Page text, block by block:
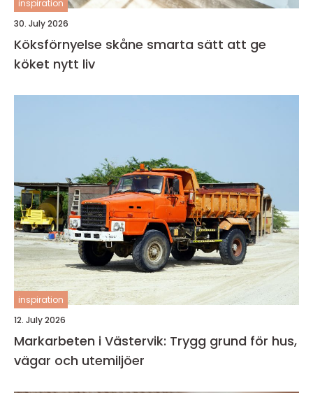
inspiration
30. July 2026
Köksförnyelse skåne smarta sätt att ge
köket nytt liv
inspiration
12. July 2026
Markarbeten i Västervik: Trygg grund för hus,
vägar och utemiljöer